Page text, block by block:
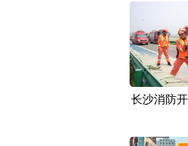
长沙消防